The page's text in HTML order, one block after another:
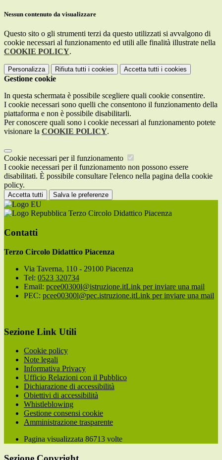
Nessun contenuto da visualizzare
Questo sito o gli strumenti terzi da questo utilizzati si avvalgono di
cookie necessari al funzionamento ed utili alle finalità illustrate nella
COOKIE POLICY.
Personalizza Rifiuta tutti i cookies Accetta tutti i cookies
Gestione cookie
In questa schermata è possibile scegliere quali cookie consentire.
I cookie necessari sono quelli che consentono il funzionamento della
piattaforma e non è possibile disabilitarli.
Per conoscere quali sono i cookie necessari al funzionamento potete
visionare la COOKIE POLICY.
Cookie necessari per il funzionamento
I cookie necessari per il funzionamento non possono essere
disabilitati. È possibile consultare l'elenco nella pagina della cookie
policy.
Accetta tutti Salva le preferenze
Terzo Circolo Didattico Piacenza
Contatti
Terzo Circolo Didattico Piacenza
Via Taverna, 110 - 29100 Piacenza
Tel: 0523 320734
Email: pcee00300l@istruzione.itLink per inviare una mail
PEC: pcee00300l@pec.istruzione.itLink per inviare una mail
Sezione Link Utili
Cookie policy
Note legali
Informativa Privacy
Ufficio Relazioni con il Pubblico
Dichiarazione di accessibilità
Obiettivi di accessibilità
Whistleblowing
Gestione consensi cookie
Amministrazione trasparente
Pagina visualizzata 86713 volte